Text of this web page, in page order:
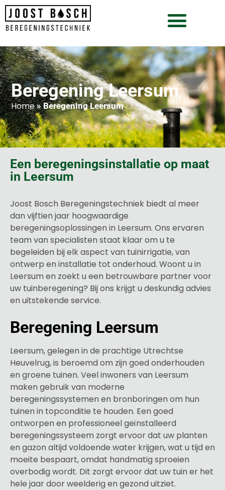
Beregening Leersum
Home»Beregening Leersum
Een beregeningsinstallatie op maat
in Leersum
Joost Bosch Beregeningstechniek biedt al meer
dan vijftien jaar hoogwaardige
beregeningsoplossingen in Leersum. Ons ervaren
team van specialisten staat klaar om u te
begeleiden bij elk aspect van tuinirrigatie, van
ontwerp en installatie tot onderhoud. Woont u in
Leersum en zoekt u een betrouwbare partner voor
uw tuinberegening? Bij ons krijgt u deskundig advies
en uitstekende service.
Beregening Leersum
Leersum, gelegen in de prachtige Utrechtse
Heuvelrug, is beroemd om zijn goed onderhouden
en groene tuinen. Veel inwoners van Leersum
maken gebruik van moderne
beregeningssystemen en bronboringen om hun
tuinen in topconditie te houden. Een goed
ontworpen en professioneel geïnstalleerd
beregeningssysteem zorgt ervoor dat uw planten
en gazon altijd voldoende water krijgen, wat u tijd en
moeite bespaart, omdat handmatig sproeien
overbodig wordt. Dit zorgt ervoor dat uw tuin er het
hele jaar door weelderig en gezond uitziet.